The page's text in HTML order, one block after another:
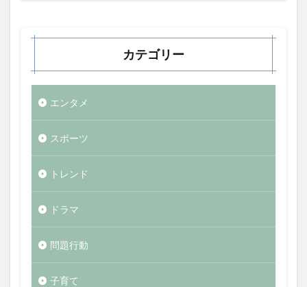
カテゴリー
エンタメ
スポーツ
トレンド
ドラマ
問題行動
子育て